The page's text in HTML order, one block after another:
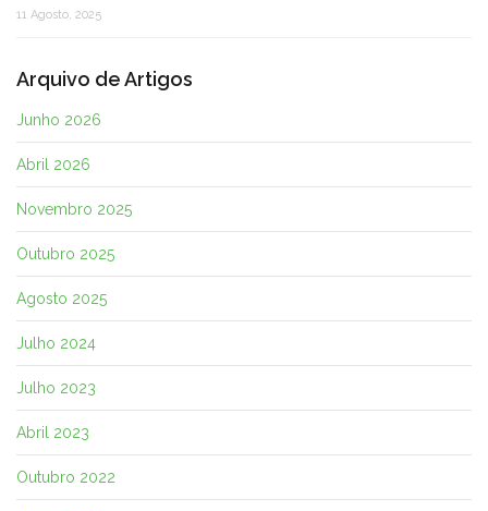
11 Agosto, 2025
Arquivo de Artigos
Junho 2026
Abril 2026
Novembro 2025
Outubro 2025
Agosto 2025
Julho 2024
Julho 2023
Abril 2023
Outubro 2022